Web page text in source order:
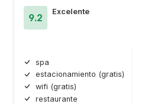
9.2
Excelente
spa
estacionamiento (gratis)
wifi (gratis)
restaurante